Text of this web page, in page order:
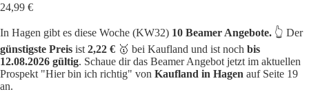
24,99 €
In Hagen gibt es diese Woche (KW32) 10 Beamer Angebote. 👆 Der
günstigste Preis ist 2,22 € 🥇 bei Kaufland und ist noch bis
12.08.2026 gültig. Schaue dir das Beamer Angebot jetzt im aktuellen
Prospekt "Hier bin ich richtig" von Kaufland in Hagen auf Seite 19
an.